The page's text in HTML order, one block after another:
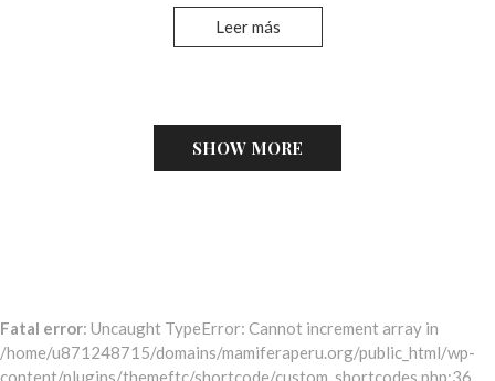
Leer más
SHOW MORE
Fatal error: Uncaught TypeError: Cannot increment array in
/home/u871248715/domains/mamiferaperu.org/public_html/wp-
content/plugins/themeftc/shortcode/custom_shortcodes.php:36